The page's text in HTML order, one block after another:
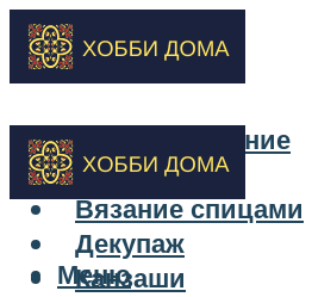
Бисероплетение
Вышивка
Вязание спицами
Декупаж
Канзаши
Меню